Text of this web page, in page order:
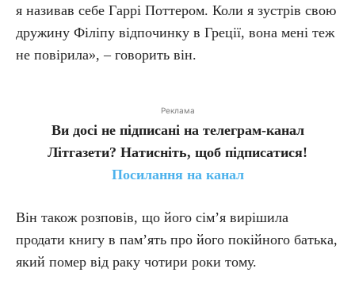
я називав себе Гаррі Поттером. Коли я зустрів свою
дружину Філіпу відпочинку в Греції, вона мені теж
не повірила», – говорить він.
Реклама
Ви досі не підписані на телеграм-канал
Літгазети? Натисніть, щоб підписатися!
Посилання на канал
Він також розповів, що його сім’я вирішила
продати книгу в пам’ять про його покійного батька,
який помер від раку чотири роки тому.